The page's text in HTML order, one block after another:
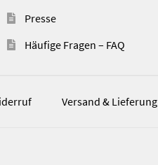
Presse
Häufige Fragen – FAQ
Versand & Lieferung